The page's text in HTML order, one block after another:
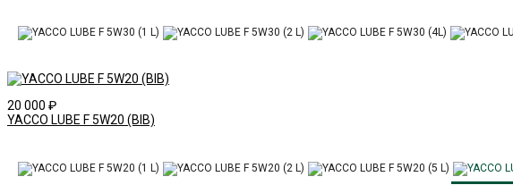
20 000 ₽
YACCO LUBE F 5W20 (BIB)